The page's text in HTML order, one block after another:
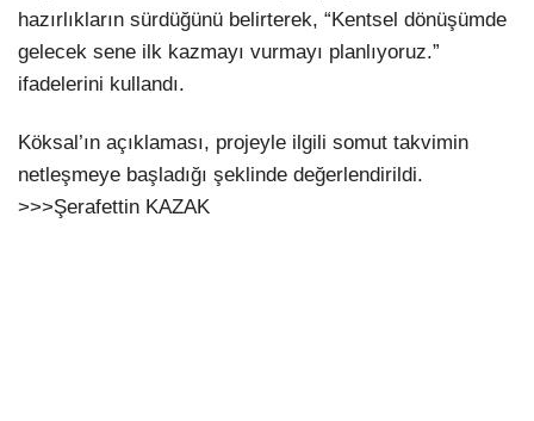
hazırlıkların sürdüğünü belirterek, “Kentsel dönüşümde
gelecek sene ilk kazmayı vurmayı planlıyoruz.”
ifadelerini kullandı.
Köksal’ın açıklaması, projeyle ilgili somut takvimin
netleşmeye başladığı şeklinde değerlendirildi.
>>>Şerafettin KAZAK